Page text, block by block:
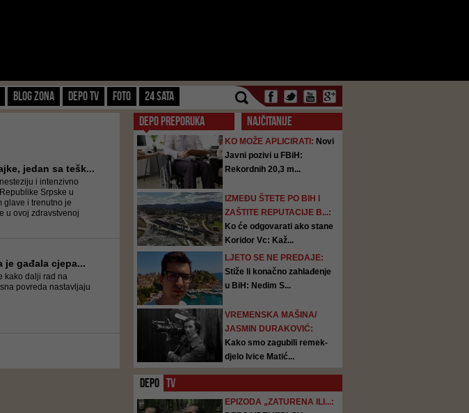
Blog zona Depo TV FOTO 24 SATA
jedan sa tešk...
i intenzivno
Srpske u
glave i trenutno je
u ovoj zdravstvenoj
je gađala cjepa...
kako dalji rad na
povreda nastavljaju
DEPO PREPORUKA NAJČITANIJE
KO MOŽE APLICIRATI: Novi
Javni pozivi u FBiH:
Rekordnih 20,3 m...
IZMEĐU ŠTETE PO BIH I
ZAŠTITE REPUTACIJE B...:
Ko će odgovarati ako stane
Koridor Vc: Kaž...
LJETO SE NE PREDAJE:
Stiže li konačno zahlađenje
u BiH: Nedim S...
VREMENSKA MAŠINA/
JASMIN DURAKOVIĆ:
Kako smo zagubili remek-
djelo Ivice Matić...
DEPO TV
EPIZODA „ZATURENA ILI...: